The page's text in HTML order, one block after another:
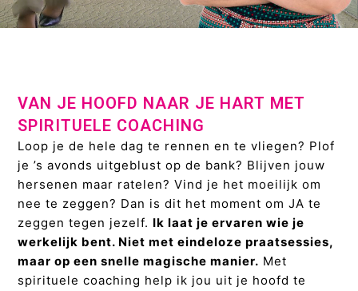
VAN JE HOOFD NAAR JE HART MET
SPIRITUELE COACHING
Loop je de hele dag te rennen en te vliegen? Plof
je ’s avonds uitgeblust op de bank? Blijven jouw
hersenen maar ratelen? Vind je het moeilijk om
nee te zeggen? Dan is dit het moment om JA te
zeggen tegen jezelf. Ik laat je ervaren wie je
werkelijk bent. Niet met eindeloze praatsessies,
maar op een snelle magische manier. Met
spirituele coaching help ik jou uit je hoofd te